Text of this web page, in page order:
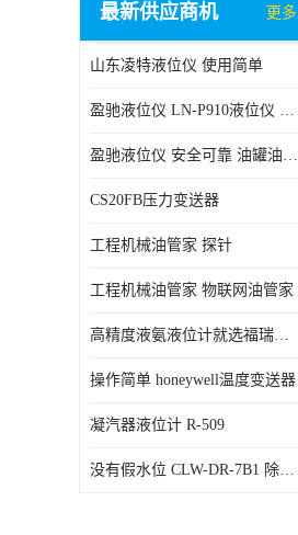
最新供应商机 更多
山东凌特液位仪 使用简单
盈驰液位仪 LN-P910液位仪 安全可靠
盈驰液位仪 安全可靠 油罐油位检测
CS20FB压力变送器
工程机械油管家 探针
工程机械油管家 物联网油管家
高精度液氨液位计就选福瑞德仪表
操作简单 honeywell温度变送器
凝汽器液位计 R-509
没有假水位 CLW-DR-7B1 除氧器水位测量